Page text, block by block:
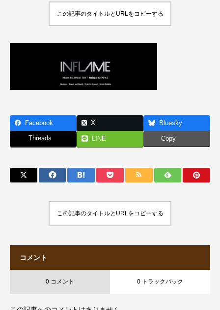
この記事のタイトルとURLをコピーする
Facebook X Bluesky
Threads LINE Copy
この記事のタイトルとURLをコピーする
コメント
0 コメント 0 トラックバック